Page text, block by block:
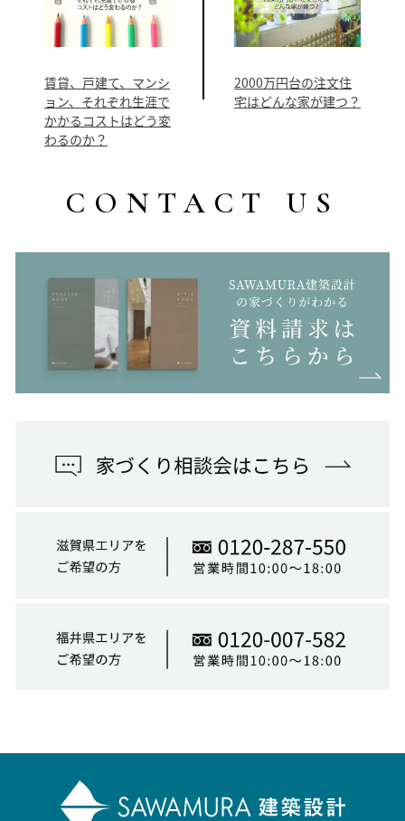
賃貸、戸建て、マンシ
ョン、それぞれ生涯で
かかるコストはどう変
わるのか？
2000万円台の注文住
宅はどんな家が建つ？
CONTACT US